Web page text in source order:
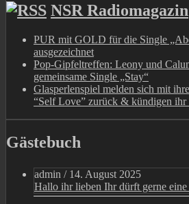
NSR Radiomagazin
PUR mit GOLD für die Single
ausgezeichnet
Pop-Gipfeltreffen: Leony und
gemeinsame Single „Stay“
Glasperlenspiel melden sich mit
“Self Love” zurück & kündigen ihr
Gästebuch
admin / 14. August 2025
Hallo ihr lieben Ihr dürft gerne